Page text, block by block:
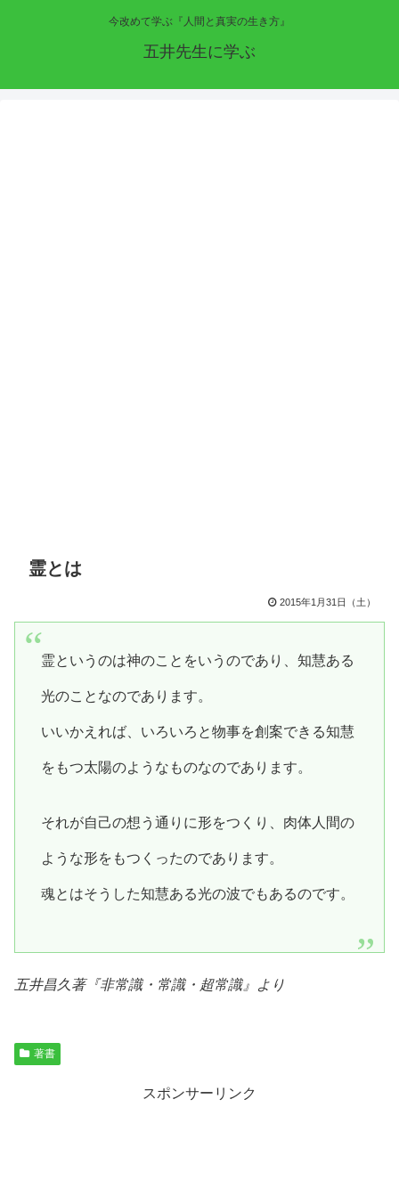
今改めて学ぶ『人間と真実の生き方』
五井先生に学ぶ
霊とは
2015年1月31日（土）
霊というのは神のことをいうのであり、知慧ある
光のことなのであります。
いいかえれば、いろいろと物事を創案できる知慧
をもつ太陽のようなものなのであります。
それが自己の想う通りに形をつくり、肉体人間の
ような形をもつくったのであります。
魂とはそうした知慧ある光の波でもあるのです。
五井昌久著『非常識・常識・超常識』より
著書
スポンサーリンク